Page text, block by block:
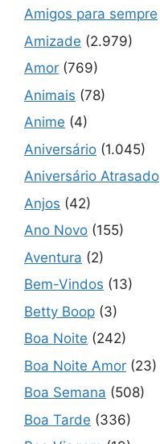
Amigos para sempre
Amizade (2.979)
Amor (769)
Animais (78)
Anime (4)
Aniversário (1.045)
Aniversário Atrasado
Anjos (42)
Ano Novo (155)
Aventura (2)
Bem-Vindos (13)
Betty Boop (3)
Boa Noite (242)
Boa Noite Amor (23)
Boa Semana (508)
Boa Tarde (336)